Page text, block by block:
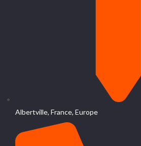
Albertville, France, Europe